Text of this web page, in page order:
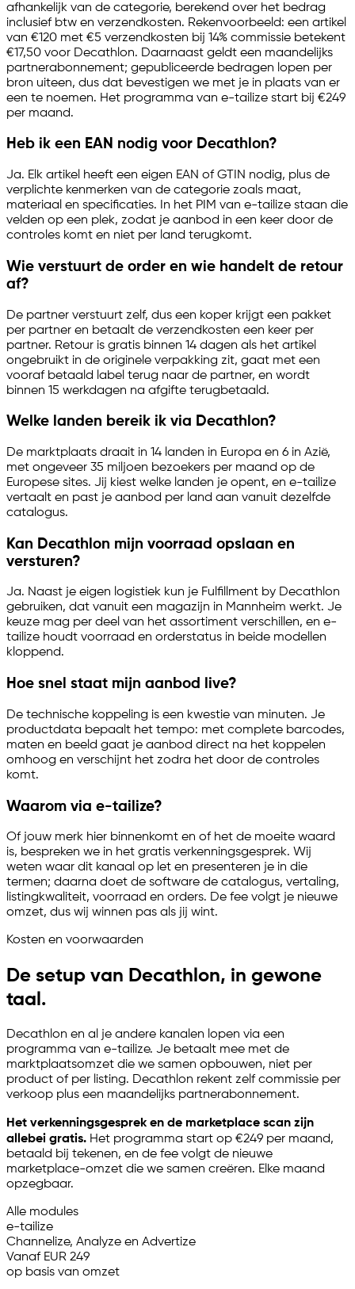
afhankelijk van de categorie, berekend over het bedrag
inclusief btw en verzendkosten. Rekenvoorbeeld: een artikel
van €120 met €5 verzendkosten bij 14% commissie betekent
€17,50 voor Decathlon. Daarnaast geldt een maandelijks
partnerabonnement; gepubliceerde bedragen lopen per
bron uiteen, dus dat bevestigen we met je in plaats van er
een te noemen. Het programma van e-tailize start bij €249
per maand.
Heb ik een EAN nodig voor Decathlon?
Ja. Elk artikel heeft een eigen EAN of GTIN nodig, plus de
verplichte kenmerken van de categorie zoals maat,
materiaal en specificaties. In het PIM van e-tailize staan die
velden op een plek, zodat je aanbod in een keer door de
controles komt en niet per land terugkomt.
Wie verstuurt de order en wie handelt de retour
af?
De partner verstuurt zelf, dus een koper krijgt een pakket
per partner en betaalt de verzendkosten een keer per
partner. Retour is gratis binnen 14 dagen als het artikel
ongebruikt in de originele verpakking zit, gaat met een
vooraf betaald label terug naar de partner, en wordt
binnen 15 werkdagen na afgifte terugbetaald.
Welke landen bereik ik via Decathlon?
De marktplaats draait in 14 landen in Europa en 6 in Azië,
met ongeveer 35 miljoen bezoekers per maand op de
Europese sites. Jij kiest welke landen je opent, en e-tailize
vertaalt en past je aanbod per land aan vanuit dezelfde
catalogus.
Kan Decathlon mijn voorraad opslaan en
versturen?
Ja. Naast je eigen logistiek kun je Fulfillment by Decathlon
gebruiken, dat vanuit een magazijn in Mannheim werkt. Je
keuze mag per deel van het assortiment verschillen, en e-
tailize houdt voorraad en orderstatus in beide modellen
kloppend.
Hoe snel staat mijn aanbod live?
De technische koppeling is een kwestie van minuten. Je
productdata bepaalt het tempo: met complete barcodes,
maten en beeld gaat je aanbod direct na het koppelen
omhoog en verschijnt het zodra het door de controles
komt.
Waarom via e-tailize?
Of jouw merk hier binnenkomt en of het de moeite waard
is, bespreken we in het gratis verkenningsgesprek. Wij
weten waar dit kanaal op let en presenteren je in die
termen; daarna doet de software de catalogus, vertaling,
listingkwaliteit, voorraad en orders. De fee volgt je nieuwe
omzet, dus wij winnen pas als jij wint.
Kosten en voorwaarden
De setup van Decathlon, in gewone
taal.
Decathlon en al je andere kanalen lopen via een
programma van e-tailize. Je betaalt mee met de
marktplaatsomzet die we samen opbouwen, niet per
product of per listing. Decathlon rekent zelf commissie per
verkoop plus een maandelijks partnerabonnement.
Het verkenningsgesprek en de marketplace scan zijn
allebei gratis. Het programma start op €249 per maand,
betaald bij tekenen, en de fee volgt de nieuwe
marketplace-omzet die we samen creëren. Elke maand
opzegbaar.
Alle modules
e-tailize
Channelize, Analyze en Advertize
Vanaf EUR 249
op basis van omzet